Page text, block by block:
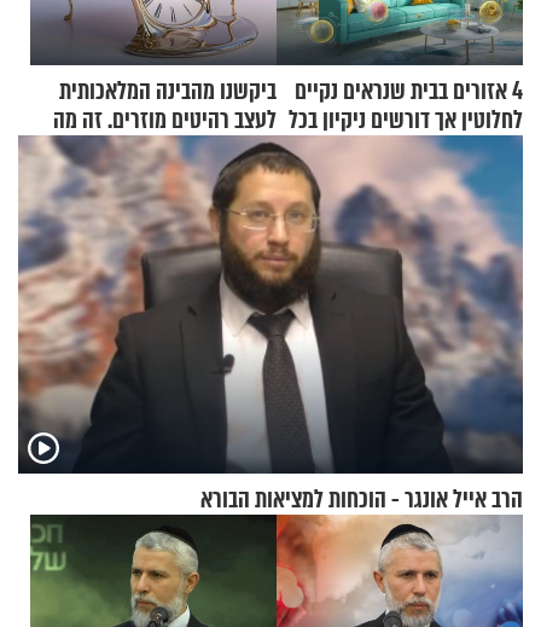
4 אזורים בבית שנראים נקיים
לחלוטין אך דורשים ניקיון בכל
סוף שבוע
ביקשנו מהבינה המלאכותית
לעצב רהיטים מוזרים. זה מה
שיצא
הרב אייל אונגר - הוכחות למציאות הבורא